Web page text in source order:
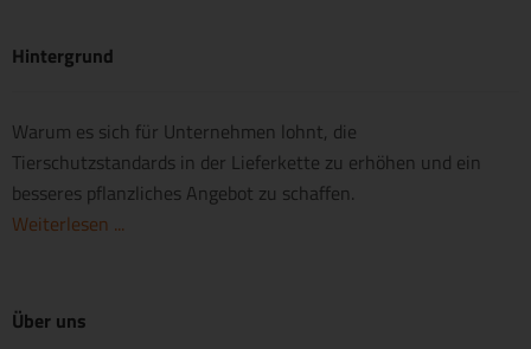
Hintergrund
Warum es sich für Unternehmen lohnt, die
Tierschutzstandards in der Lieferkette zu erhöhen und ein
besseres pflanzliches Angebot zu schaffen.
Weiterlesen ...
Über uns